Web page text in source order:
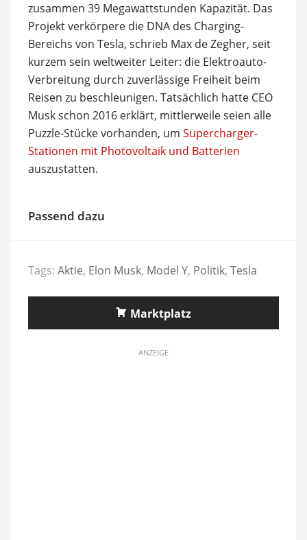
zusammen 39 Megawattstunden Kapazität. Das
Projekt verkörpere die DNA des Charging-
Bereichs von Tesla, schrieb Max de Zegher, seit
kurzem sein weltweiter Leiter: die Elektroauto-
Verbreitung durch zuverlässige Freiheit beim
Reisen zu beschleunigen. Tatsächlich hatte CEO
Musk schon 2016 erklärt, mittlerweile seien alle
Puzzle-Stücke vorhanden, um Supercharger-
Stationen mit Photovoltaik und Batterien
auszustatten.
Passend dazu
Tags: Aktie, Elon Musk, Model Y, Politik, Tesla
Marktplatz
ANZEIGE